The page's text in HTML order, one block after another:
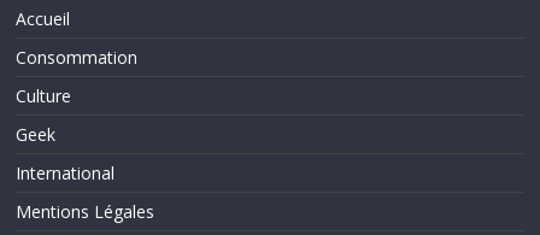
Accueil
Consommation
Culture
Geek
International
Mentions Légales